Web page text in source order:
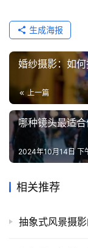
生成海报
婚纱摄影：如
上一篇
哪种镜头最适
2024年10月14日 下
相关推荐
抽象式风景摄